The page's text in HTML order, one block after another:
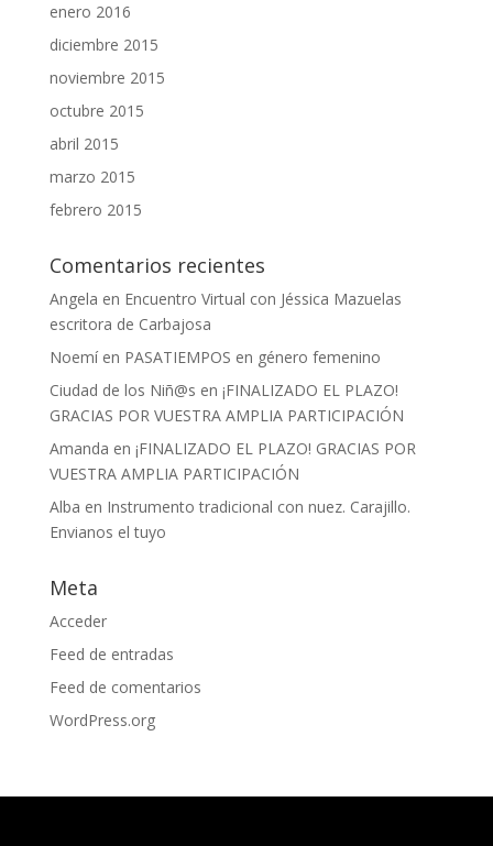
enero 2016
diciembre 2015
noviembre 2015
octubre 2015
abril 2015
marzo 2015
febrero 2015
Comentarios recientes
Angela en Encuentro Virtual con Jéssica Mazuelas
escritora de Carbajosa
Noemíen PASATIEMPOS en género femenino
Ciudad de los Niñ@s en ¡FINALIZADO EL PLAZO!
GRACIAS POR VUESTRA AMPLIA PARTICIPACIÓN
Amanda en ¡FINALIZADO EL PLAZO! GRACIAS POR
VUESTRA AMPLIA PARTICIPACIÓN
Alba en Instrumento tradicional con nuez. Carajillo.
Envianos el tuyo
Meta
Acceder
Feed de entradas
Feed de comentarios
WordPress.org